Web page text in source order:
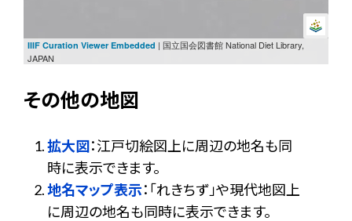
IIIF Curation Viewer Embedded | 国立国会図書館 National Diet Library,
JAPAN
その他の地図
拡大図：江戸切絵図上に周辺の地名も同
時に表示できます。
地名マップ表示：「れきちず」や現代地図上
に周辺の地名も同時に表示できます。